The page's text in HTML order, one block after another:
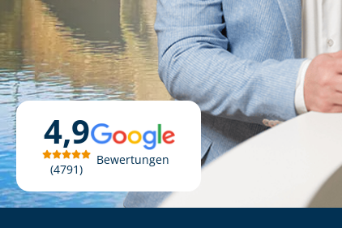
4,9
4791
Bewertungen